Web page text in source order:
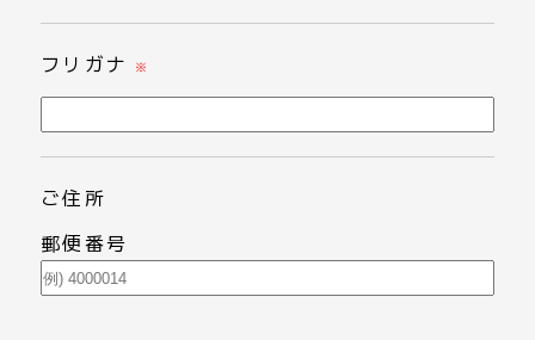
フリガナ ※
ご住所
郵便番号